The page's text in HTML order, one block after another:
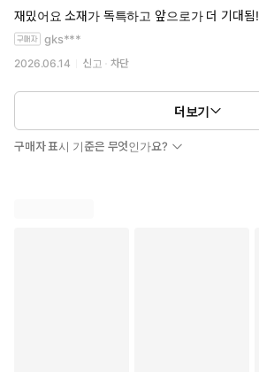
재밌어요 소재가 독특하고 앞으로가 더 기대됨!
gks***
2026.06.14 신고 차단
더보기
구매자 표시 기준은 무엇인가요?